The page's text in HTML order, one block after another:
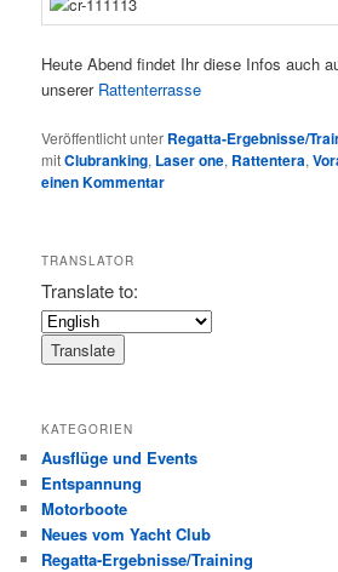
Heute Abend findet Ihr diese Infos auch
unserer Rattenterrasse
Veröffentlicht unter Regatta-Ergebnisse/
mitClubranking, Laser one, Rattentera,
einen Kommentar
TRANSLATOR
Translate to:
KATEGORIEN
Ausflüge und Events
Entspannung
Motorboote
Neues vom Yacht Club
Regatta-Ergebnisse/Training